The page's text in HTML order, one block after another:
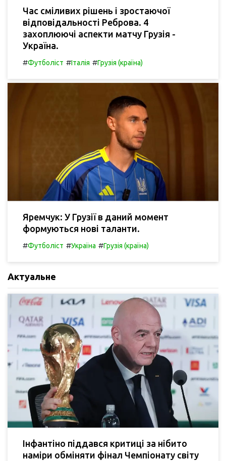
Час сміливих рішень і зростаючої
відповідальності Реброва. 4
захоплюючі аспекти матчу Грузія -
Україна.
#Футболіст #Італія #Грузія (країна)
Яремчук: У Грузії в даний момент
формуються нові таланти.
#Футболіст #Україна #Грузія (країна)
Актуальне
Інфантіно піддався критиці за нібито
наміри обміняти фінал Чемпіонату світу